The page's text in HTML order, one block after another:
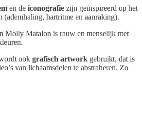
en de iconografie zijn geïnspireerd op het
(ademhaling, hartritme en aanraking).
Molly Matalon is rauw en menselijk met
ook grafisch artwork gebruikt, dat is
van lichaamsdelen te abstraheren. Zo